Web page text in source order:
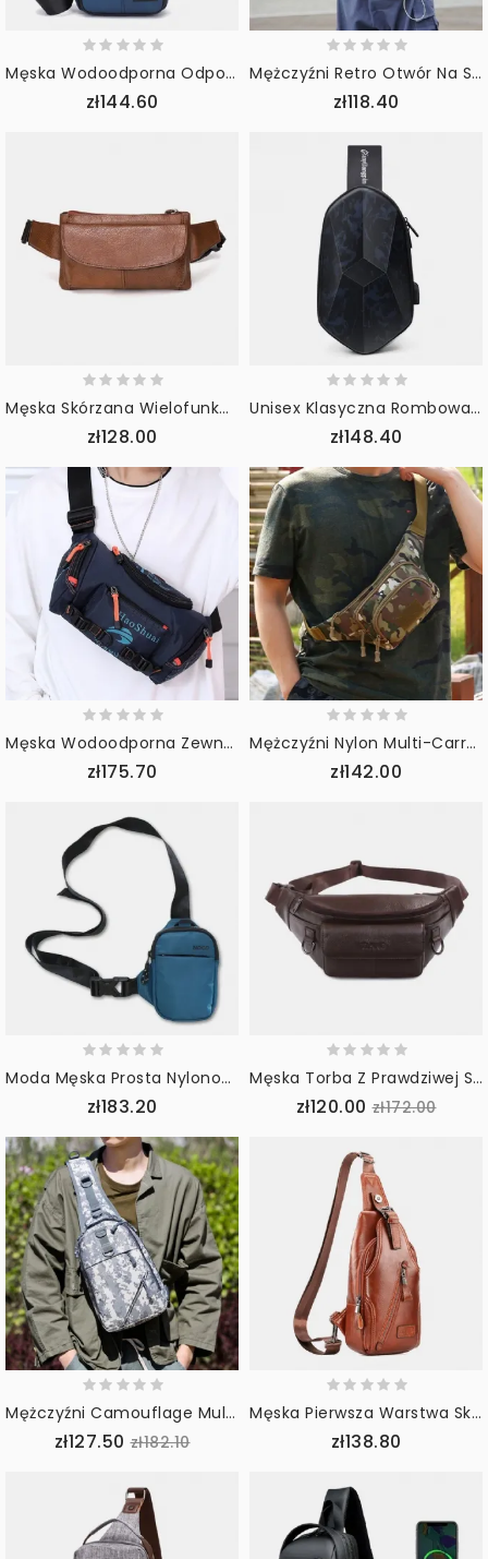
Męska Wodoodporna Odporna Na Zużycie Torba Na Klatkę Piersiową Casual Oxford Słuchawki Hole Crossbody Torby Torba Na Ramię
zł144.60
Mężczyźni Retro Otwór Na Słuchawki Multi-Carry Ładowanie Usb Wielowarstwowa Wodoodporna Torba Crossbody Torba Na Klatkę Piersiową Torba Na Ramię
zł118.40
Męska Skórzana Wielofunkcyjna Antykradzieżowa Wielofunkcyjna Torba Crossbody Torba Na Klatkę Piersiową Torba Na Ramię
zł128.00
Unisex Klasyczna Rombowa Konstrukcja 3d Usb Ładująca Torba Na Klatkę Piersiową Z Wieloma Kieszeniami Wodoodporna Nadająca Się Do Noszenia Na Wszystkie Mecze Pełna Tekstura Torby Crossbody
zł148.40
Męska Wodoodporna Zewnętrzna Wtyczka Słuchawek Torba Przez Ramię Torba Na Klatkę Piersiową Torba Na Ramię
zł175.70
Mężczyźni Nylon Multi-Carry Multi-Pocket Outdoor Tactical Camouflage Riding Waist Bag Torba Na Ramię Torba Na Klatkę Piersiową
zł142.00
Moda Męska Prosta Nylonowa Odporna Na Zużycie Oddychająca Torba Na Klatkę Piersiową Torba Przez Ramię
zł183.20
Męska Torba Z Prawdziwej Skóry W Jednolitym Kolorze Multi-Carry Torba Przez Ramię Torba Na Klatkę Piersiową Torba Na Pasek W Talii
zł120.00 zł172.00
Mężczyźni Camouflage Multi-Carry Tactical Fishing Travel Outdoor Torba Na Klatkę Piersiową Torba Na Ramię
zł127.50 zł182.10
Męska Pierwsza Warstwa Skóry Bydlęcej O Dużej Pojemności Tylna Kieszeń Na Zamek Błyskawiczny Z Zabezpieczeniem Przed Kradzieżą Torba Na Klatkę Piersiową Crossbody Torba Na Ramię
zł138.80